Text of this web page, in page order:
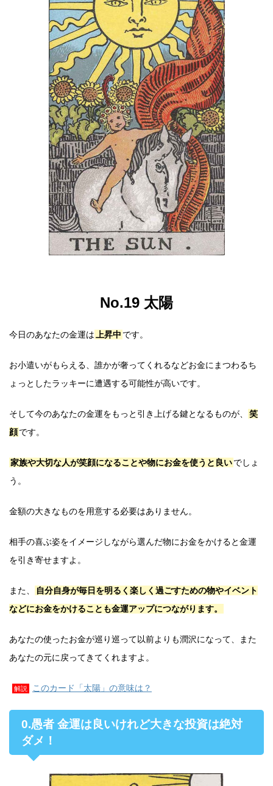
No.19 太陽
今日のあなたの金運は 上昇中 です。
お小遣いがもらえる、誰かが奢ってくれるなどお金にまつわるち
ょっとしたラッキーに遭遇する可能性が高いです。
そして今のあなたの金運をもっと引き上げる鍵となるものが、
笑
顔です。
家族や大切な人が笑顔になることや物にお金を使うと良いでしょ
う。
金額の大きなものを用意する必要はありません。
相手の喜ぶ姿をイメージしながら選んだ物にお金をかけると金運
を引き寄せますよ。
また、
自分自身が毎日を明るく楽しく過ごすための物やイベント
などにお金をかけることも金運アップにつながります。
あなたの使ったお金が巡り巡って以前よりも潤沢になって、また
あなたの元に戻ってきてくれますよ。
解説 このカード「太陽」の意味は？
0.愚者 金運は良いけれど大きな投資は絶対
ダメ！